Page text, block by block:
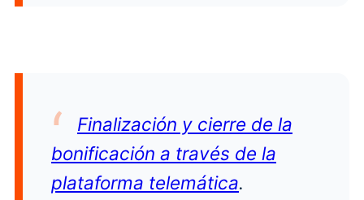
Finalización y cierre de la
bonificación a través de la
plataforma telemática.